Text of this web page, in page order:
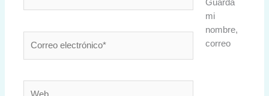
electrónico*
Guarda
mi
nombre,
correo